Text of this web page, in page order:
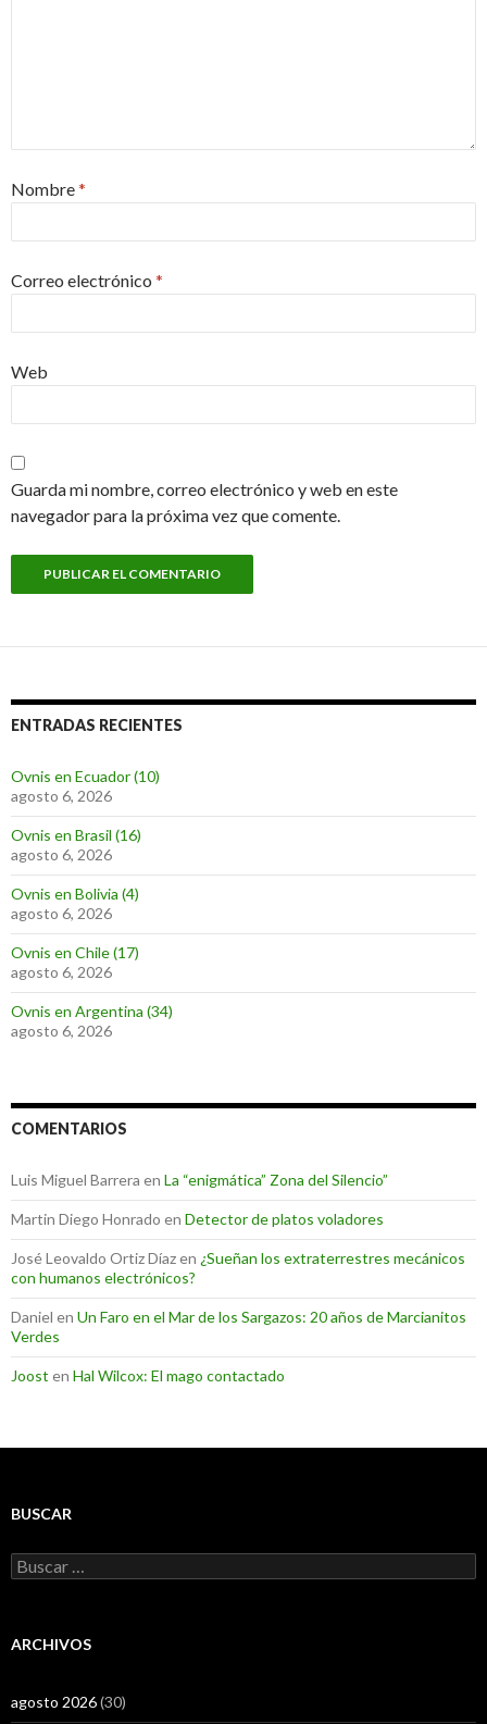
Nombre*
Correo electrónico *
Web
Guarda mi nombre, correo electrónico y web en este
navegador para la próxima vez que comente.
ENTRADAS RECIENTES
Ovnis en Ecuador (10)
agosto 6, 2026
Ovnis en Brasil (16)
agosto 6, 2026
Ovnis en Bolivia (4)
agosto 6, 2026
Ovnis en Chile (17)
agosto 6, 2026
Ovnis en Argentina (34)
agosto 6, 2026
COMENTARIOS
Luis Miguel Barrera en La “enigmática” Zona del Silencio”
Martin Diego Honrado en Detector de platos voladores
José Leovaldo Ortiz Díazen ¿Sueñan los extraterrestres mecánicos
con humanos electrónicos?
Daniel en Un Faro en el Mar de los Sargazos: 20 años de Marcianitos
Verdes
Joost en Hal Wilcox: El mago contactado
BUSCAR
Buscar:
ARCHIVOS
agosto 2026(30)